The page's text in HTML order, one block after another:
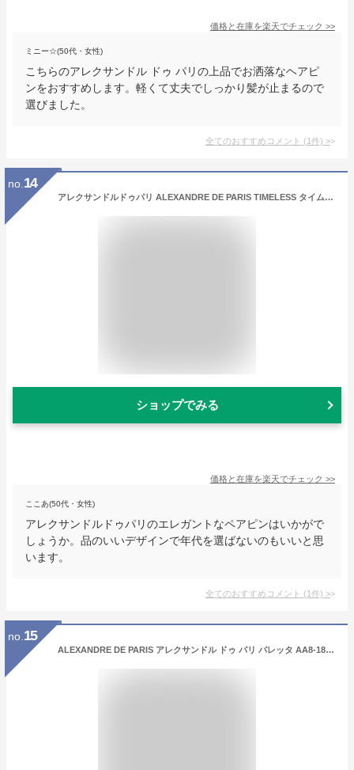
価格と在庫を楽天でチェック >>
ミニー☆(50代・女性)
こちらのアレクサンドル ドゥ パリの上品でお洒落なヘアピ
ンをおすすめします。軽くて丈夫でしっかり髪が止まるので
選びました。
全てのおすすめコメント (1件) >
no. 14
アレクサンドルドゥパリ ALEXANDRE DE PARIS TIMELESS タイムレス LES PERLES ORIGINS TIGE BOULE 5cm PERLES GM ボールピン ATB-17243-03 ヘアピン レディース ヘアアクセサリー
ショップでみる
価格と在庫を楽天でチェック >>
ここあ(50代・女性)
アレクサンドルドゥパリのエレガントなペアピンはいかがで
しょうか。品のいいデザインで年代を選ばないのもいいと思
います。
全てのおすすめコメント (1件) >
no. 15
ALEXANDRE DE PARIS アレクサンドル ドゥ パリ バレッタ AA8-18011-02 レディース リボン パール ヘアピン 髪留め ヘアアクセサリー カラー2色